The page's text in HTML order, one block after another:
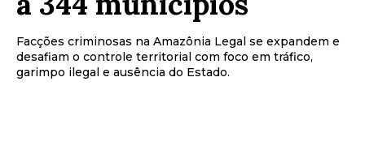
Facções criminosas na Amazônia Legal se expandem e
desafiam o controle territorial com foco em tráfico,
garimpo ilegal e ausência do Estado.